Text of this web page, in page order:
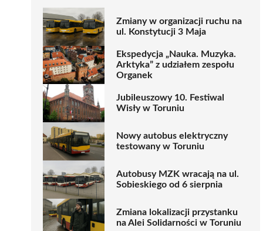
Zmiany w organizacji ruchu na
ul. Konstytucji 3 Maja
Ekspedycja „Nauka. Muzyka.
Arktyka” z udziałem zespołu
Organek
Jubileuszowy 10. Festiwal
Wisły w Toruniu
Nowy autobus elektryczny
testowany w Toruniu
Autobusy MZK wracają na ul.
Sobieskiego od 6 sierpnia
Zmiana lokalizacji przystanku
na Alei Solidarności w Toruniu